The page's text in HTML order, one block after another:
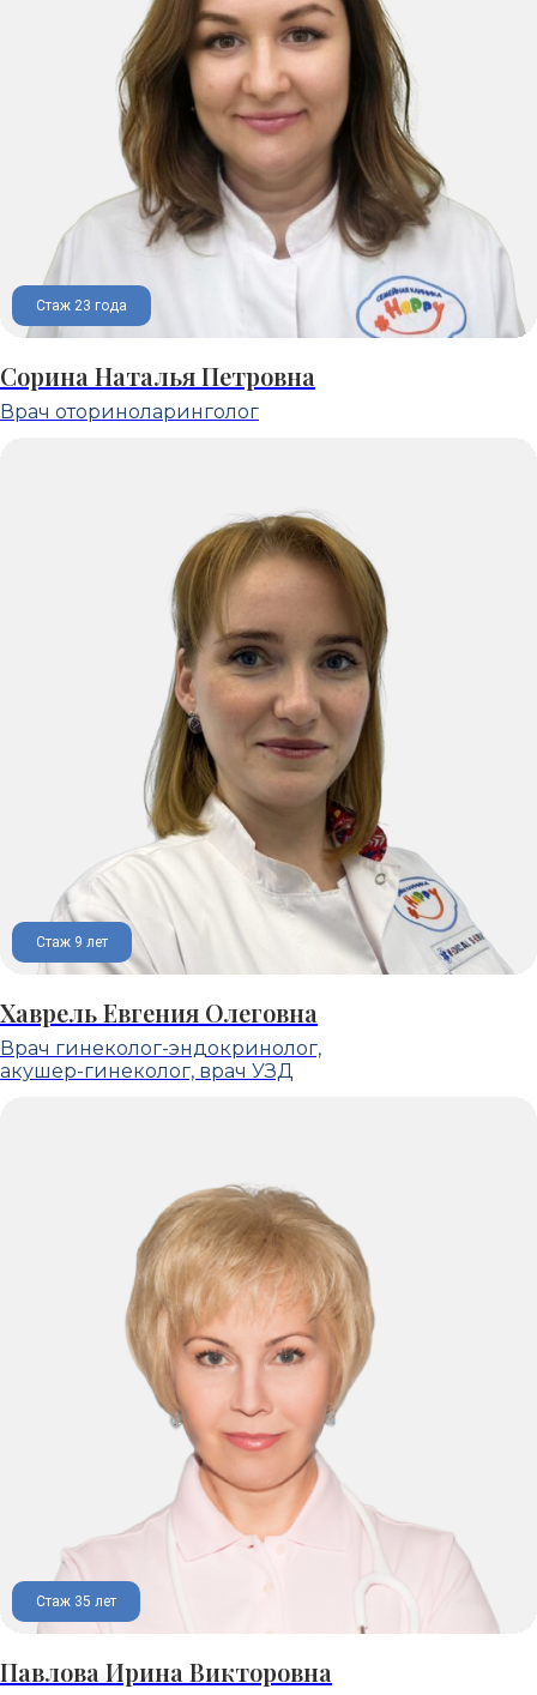
Стаж 23 года
Сорина Наталья Петровна
Врач оториноларинголог
Стаж 9 лет
Хаврель Евгения Олеговна
Врач гинеколог-эндокринолог,
акушер-гинеколог, врач УЗД
Стаж 35 лет
Павлова Ирина Викторовна